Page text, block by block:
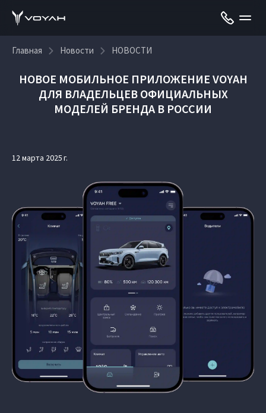
Главная Новости НОВОСТИ
НОВОЕ МОБИЛЬНОЕ ПРИЛОЖЕНИЕ VOYAH
ДЛЯ ВЛАДЕЛЬЦЕВ ОФИЦИАЛЬНЫХ
МОДЕЛЕЙ БРЕНДА В РОССИИ
12 марта 2025 г.